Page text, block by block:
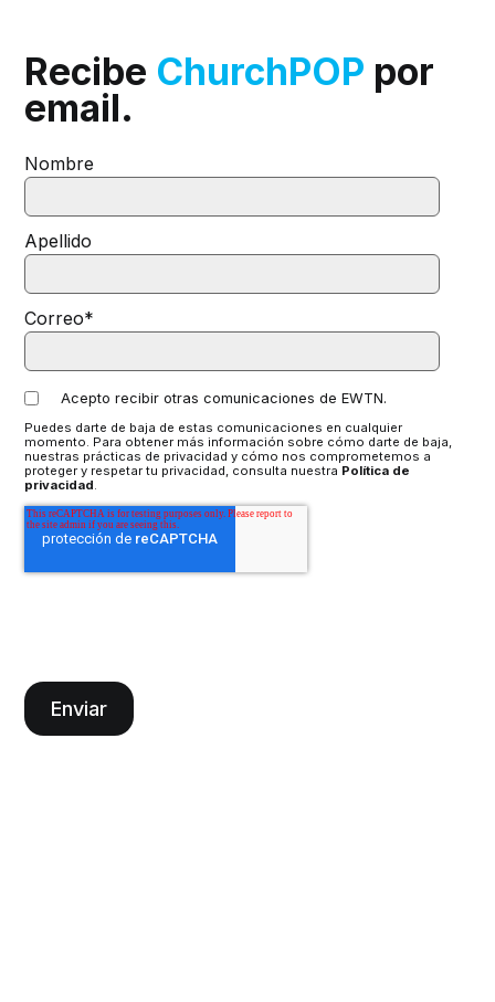
Recibe ChurchPOP por
email.
Nombre
Apellido
Correo*
Acepto recibir otras comunicaciones de EWTN.
Puedes darte de baja de estas comunicaciones en cualquier
momento. Para obtener más información sobre cómo darte de baja,
nuestras prácticas de privacidad y cómo nos comprometemos a
proteger y respetar tu privacidad, consulta nuestra Política de
privacidad.